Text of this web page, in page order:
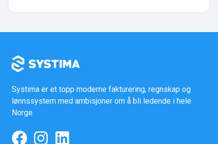
Systima er et topp moderne fakturering, regnskap og
lønnssystem med ambisjoner om å bli ledende i hele
Norge.